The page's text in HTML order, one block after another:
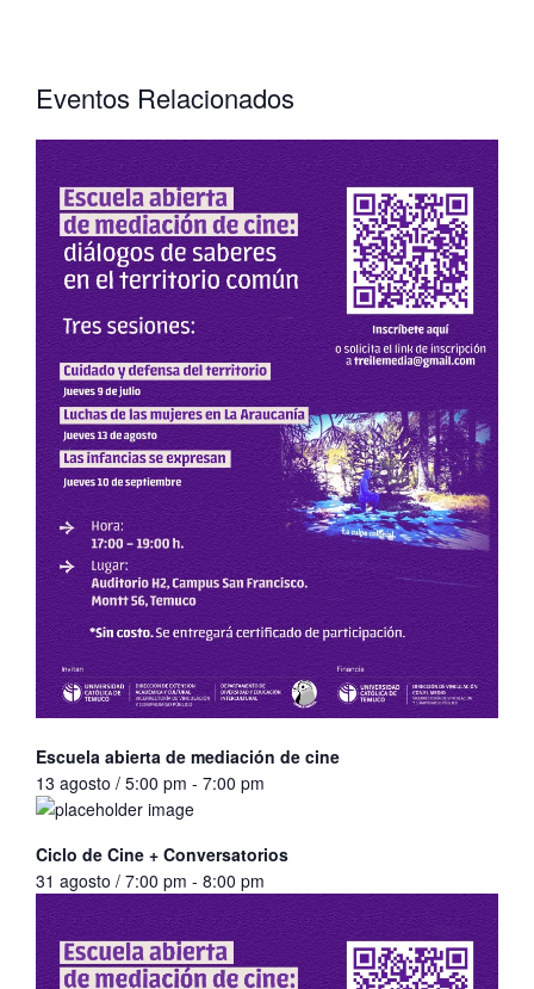
Eventos Relacionados
Escuela abierta de mediación de cine
13 agosto / 5:00 pm - 7:00 pm
Ciclo de Cine + Conversatorios
31 agosto / 7:00 pm - 8:00 pm